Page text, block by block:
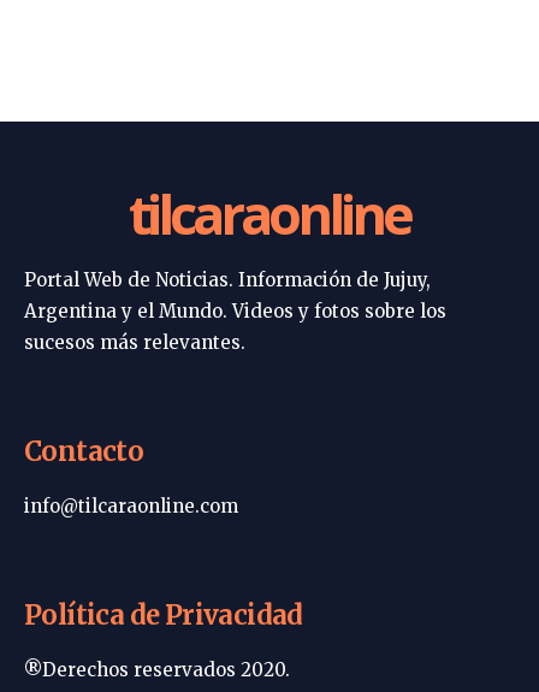
tilcaraonline
Portal Web de Noticias. Información de Jujuy,
Argentina y el Mundo. Videos y fotos sobre los
sucesos más relevantes.
Contacto
info@tilcaraonline.com
Política de Privacidad
®Derechos reservados 2020.